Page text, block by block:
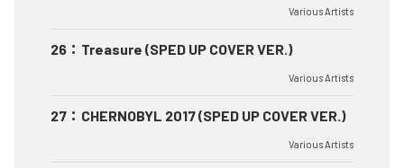
Various Artists
26 ： Treasure (SPED UP COVER VER.)
Various Artists
27 ： CHERNOBYL 2017 (SPED UP COVER VER.)
Various Artists